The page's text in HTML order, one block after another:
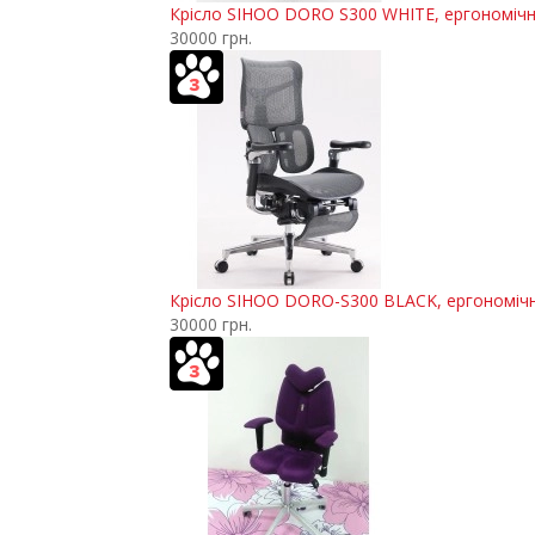
Крісло SIHOO DORO S300 WHITE,
30000 грн.
Крісло SIHOO DORO-S300 BLACK,
30000 грн.